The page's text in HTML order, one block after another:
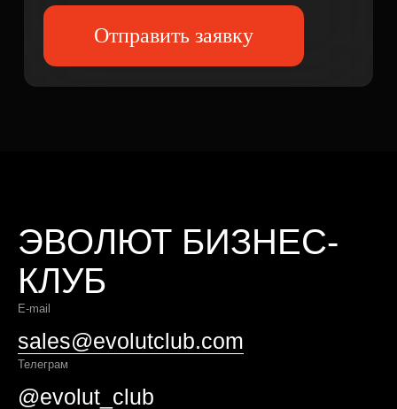
ЭВОЛЮТ БИЗНЕС-
КЛУБ
E-mail
sales@evolutclub.com
Телеграм
@evolut_club